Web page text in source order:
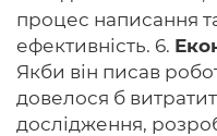
процес написання
ефективність. 6.
Якби він писав
довелося б
дослідження,